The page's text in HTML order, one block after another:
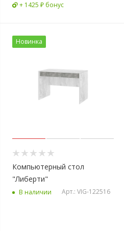
+ 1425 ₽ бонус
Новинка
Компьютерный стол
"Либерти"
В наличии Арт.: VIG-122516